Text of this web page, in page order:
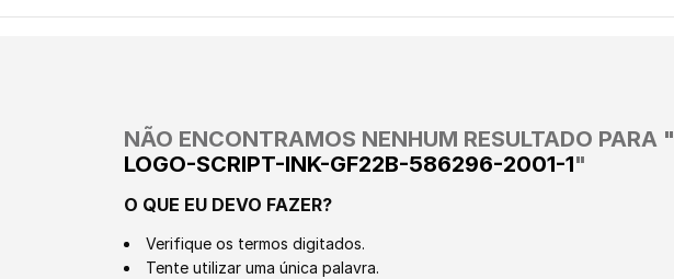
NÃO ENCONTRAMOS NENHUM RESULTADO PARA "
LOGO-SCRIPT-INK-GF22B-586296-2001-1"
O QUE EU DEVO FAZER?
Verifique os termos digitados.
Tente utilizar uma única palavra.